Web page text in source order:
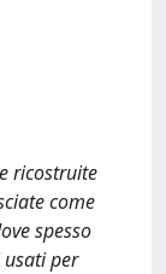
ricostruite
come
spesso
per